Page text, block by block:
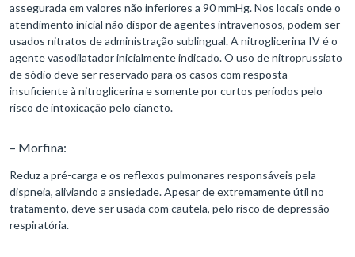
assegurada em valores não inferiores a 90 mmHg. Nos locais onde o
atendimento inicial não dispor de agentes intravenosos, podem ser
usados nitratos de administração sublingual. A nitroglicerina IV é o
agente vasodilatador inicialmente indicado. O uso de nitroprussiato
de sódio deve ser reservado para os casos com resposta
insuficiente à nitroglicerina e somente por curtos períodos pelo
risco de intoxicação pelo cianeto.
– Morfina:
Reduz a pré-carga e os reflexos pulmonares responsáveis pela
dispneia, aliviando a ansiedade. Apesar de extremamente útil no
tratamento, deve ser usada com cautela, pelo risco de depressão
respiratória.